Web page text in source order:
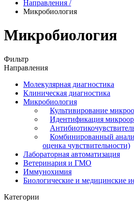
Направления /
Микробиология
Микробиология
Фильтр
Направления
Молекулярная диагностика
Клиническая диагностика
Микробиология
Культивирование
Идентификация
Комбинированный
оценка чувствительности)
Лабораторная автоматизация
Ветеринария и ГМО
Иммунохимия
Биологические и медицинские
Категории